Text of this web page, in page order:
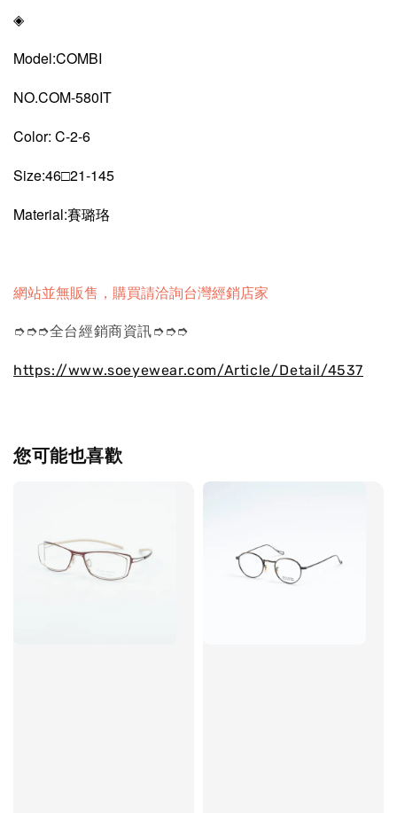
◈
Model:COMBI
NO.COM-580IT
Color: C-2-6
Size:46□21-145
Material:賽璐珞
網站並無販售，購買請洽詢台灣經銷店家
➮➮➮全台經銷商資訊➮➮➮
https://www.soeyewear.com/Article/Detail/4537
您可能也喜歡